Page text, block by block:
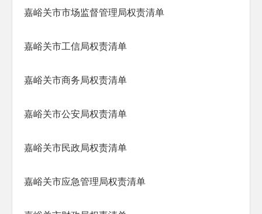
嘉峪关市市场监督管理局权责清单
嘉峪关市工信局权责清单
嘉峪关市商务局权责清单
嘉峪关市公安局权责清单
嘉峪关市民政局权责清单
嘉峪关市应急管理局权责清单